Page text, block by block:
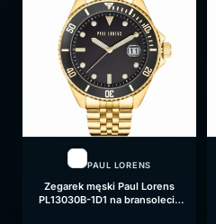
PAUL LORENS
Zegarek męski Paul Lorens
PL13030B-1D1 na bransolecie